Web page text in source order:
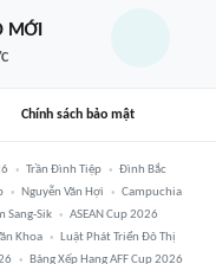
MỚI
Chính sách bảo mật
Trần Đình Tiệp
Đình Bắc
Nguyễn Văn Hợi
Campuchia
Sang-Sik
ASEAN Cup 2026
Khoa
Luật Phát Triển Đô Thị
Bảng Xếp Hạng AFF Cup 2026